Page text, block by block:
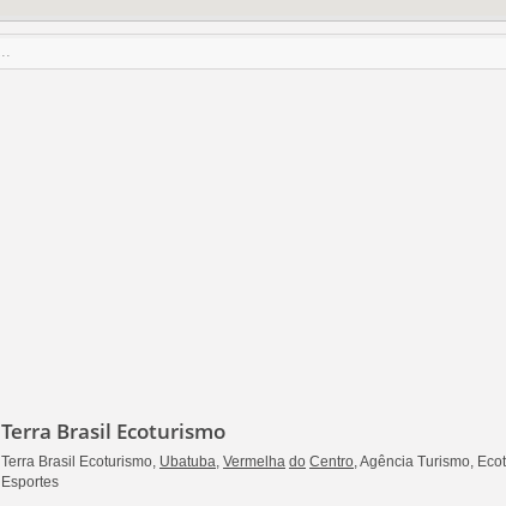
Terra Brasil Ecoturismo
Terra Brasil Ecoturismo, Ubatuba Vermelha do Centro , Agência Turismo,
Esportes